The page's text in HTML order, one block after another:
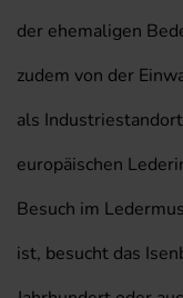
der ehemaligen
zudem von der
als
europäischen
Besuch im
ist, besucht das